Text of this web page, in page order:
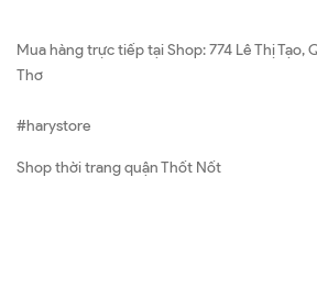
Mua hàng trực tiếp tại Shop: 774 Lê Thị Tạo,
Thơ
#harystore
Shop thời trang quận Thốt Nốt